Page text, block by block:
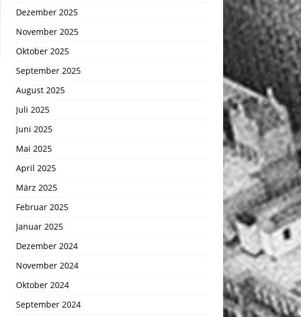
Dezember 2025
November 2025
Oktober 2025
September 2025
August 2025
Juli 2025
Juni 2025
Mai 2025
April 2025
März 2025
Februar 2025
Januar 2025
Dezember 2024
November 2024
Oktober 2024
September 2024